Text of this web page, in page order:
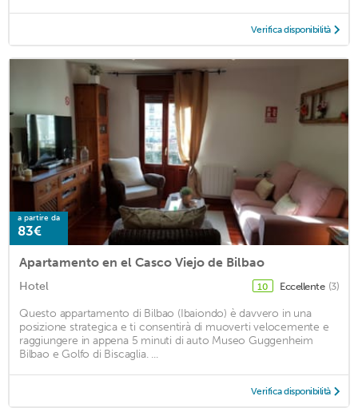
Verifica disponibilità
a partire da
83€
Apartamento en el Casco Viejo de Bilbao
Hotel 10 Eccellente (3)
Questo appartamento di Bilbao (Ibaiondo) è davvero in una
posizione strategica e ti consentirà di muoverti velocemente e
raggiungere in appena 5 minuti di auto Museo Guggenheim
Bilbao e Golfo di Biscaglia. ...
Verifica disponibilità